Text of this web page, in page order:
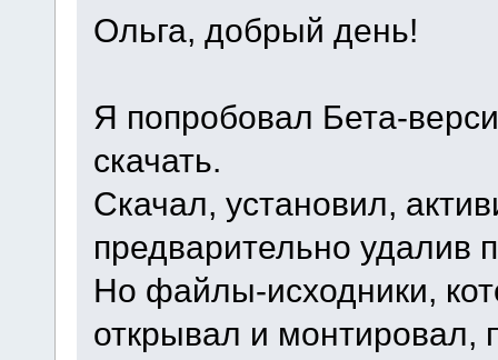
Ольга, добрый день!
Я попробовал Бета-
скачать.
Скачал, установил,
предварительно
Но файлы-исходники,
открывал и монтировал,